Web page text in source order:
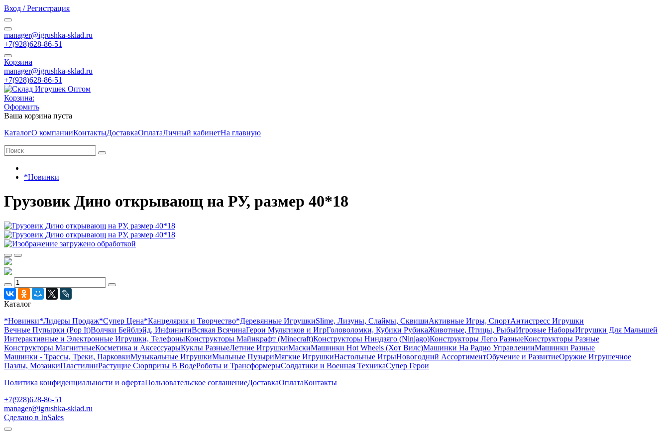
Вход / Регистрация
manager@igrushka-sklad.ru
+7(928)628-86-51
Корзина
manager@igrushka-sklad.ru
+7(928)628-86-51
Корзина:
Оформить
Ваша корзина пуста
КаталогО компанииКонтактыДоставкаОплатаЛичный кабинетНа главную
*Новинки
Грузовик Дино открывающ на РУ, размер 40*18
Каталог
*Новинки*Лидеры Продаж*Супер Цена*Канцелярия и Творчество*Деревянные ИгрушкиSlime, Лизуны, Слаймы, СквишиАктивные Игры, СпортАнтистресс Игрушки
Вечные Пупырки (Pop It)Волчки Бейблэйд, ИнфинитиВсякая ВсячинаГерои Мультиков и ИгрГоловоломки, Кубики РубикаЖивотные, Птицы, РыбыИгровые НаборыИгрушки Для Малышей
Интерактивные и Электронные Игрушки, ТелефоныКонструкторы Майнкрафт (Minecraft)Конструкторы Ниндзяго (Ninjago)Конструкторы Лего РазныеКонструкторы Разные
Конструкторы МагнитныеКосметика и АксессуарыКуклы РазныеЛетние ИгрушкиМаскиМашинки Hot Wheels (Хот Вилс)Машинки На Радио УправленииМашинки Разные
Машинки - Трассы, Треки, ПарковкиМузыкальные ИгрушкиМыльные ПузыриМягкие ИгрушкиНастольные ИгрыНовогодний АссортиментОбучение и РазвитиеОружие Игрушечное
Пазлы, МозаикиПластилинРастущие Сюрпризы В ВодеРоботы и ТрансформерыСолдатики и Военная ТехникаСупер Герои
Политика конфиденциальности и офертаПользовательское соглашениеДоставкаОплатаКонтакты
+7(928)628-86-51
manager@igrushka-sklad.ru
Сделано в InSales